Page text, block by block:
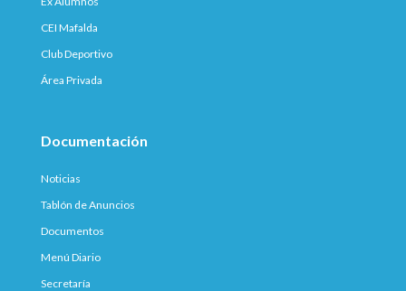
CEI Mafalda
Club Deportivo
Área Privada
Documentación
Noticias
Tablón de Anuncios
Documentos
Menú Diario
Secretaría